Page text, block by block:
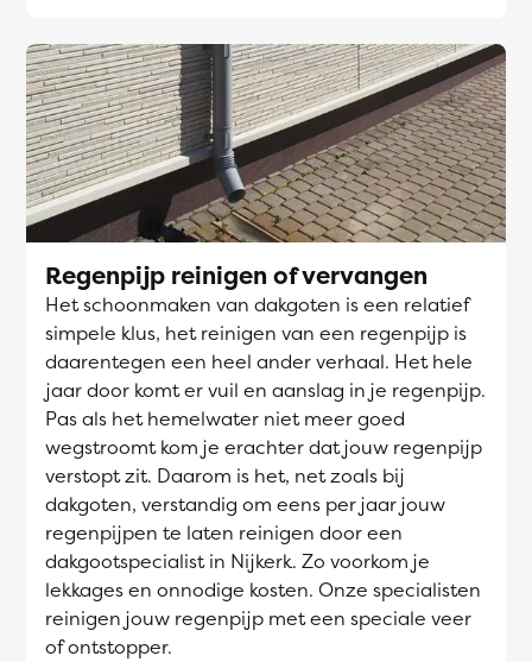
Regenpijp reinigen of vervangen
Het schoonmaken van dakgoten is een relatief
simpele klus, het reinigen van een regenpijp is
daarentegen een heel ander verhaal. Het hele
jaar door komt er vuil en aanslag in je regenpijp.
Pas als het hemelwater niet meer goed
wegstroomt kom je erachter dat jouw regenpijp
verstopt zit. Daarom is het, net zoals bij
dakgoten, verstandig om eens per jaar jouw
regenpijpen te laten reinigen door een
dakgootspecialist in Nijkerk. Zo voorkom je
lekkages en onnodige kosten. Onze specialisten
reinigen jouw regenpijp met een speciale veer
of ontstopper.